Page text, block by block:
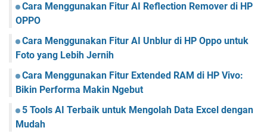
Cara Menggunakan Fitur AI Reflection Remover di HP
OPPO
Cara Menggunakan Fitur AI Unblur di HP Oppo untuk
Foto yang Lebih Jernih
Cara Menggunakan Fitur Extended RAM di HP Vivo:
Bikin Performa Makin Ngebut
5 Tools AI Terbaik untuk Mengolah Data Excel dengan
Mudah